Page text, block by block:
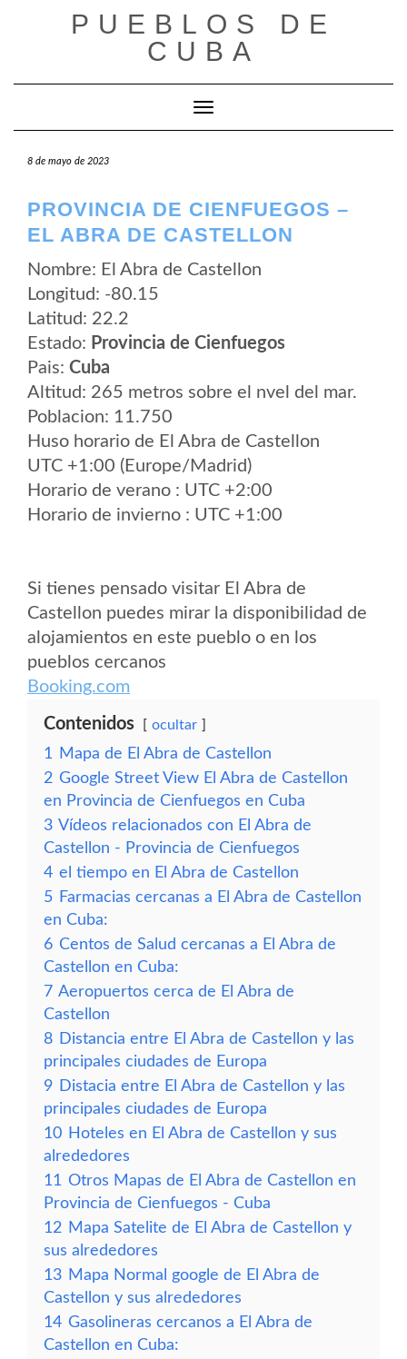
PUEBLOS DE
CUBA
Cambiar modo de navegación
8 de mayo de 2023
PROVINCIA DE CIENFUEGOS –
EL ABRA DE CASTELLON
Nombre: El Abra de Castellon
Longitud: -80.15
Latitud: 22.2
Estado: Provincia de Cienfuegos
Pais: Cuba
Altitud: 265 metros sobre el nvel del mar.
Poblacion: 11.750
Huso horario de El Abra de Castellon
UTC +1:00 (Europe/Madrid)
Horario de verano : UTC +2:00
Horario de invierno : UTC +1:00
Si tienes pensado visitar El Abra de
Castellon puedes mirar la disponibilidad de
alojamientos en este pueblo o en los
pueblos cercanos
Booking.com
Contenidos ocultar
1
Mapa de El Abra de Castellon
2 Google Street View El Abra de Castellon
en Provincia de Cienfuegos en Cuba
3 Vídeos relacionados con El Abra de
Castellon - Provincia de Cienfuegos
4 el tiempo en El Abra de Castellon
5 Farmacias cercanas a El Abra de Castellon
en Cuba:
6 Centos de Salud cercanas a El Abra de
Castellon en Cuba:
7 Aeropuertos cerca de El Abra de
Castellon
8 Distancia entre El Abra de Castellon y las
principales ciudades de Europa
9 Distacia entre El Abra de Castellon y las
principales ciudades de Europa
10 Hoteles en El Abra de Castellon y sus
alrededores
11 Otros Mapas de El Abra de Castellon en
Provincia de Cienfuegos - Cuba
12 Mapa Satelite de El Abra de Castellon y
sus alrededores
13 Mapa Normal google de El Abra de
Castellon y sus alrededores
14 Gasolineras cercanos a El Abra de
Castellon en Cuba: